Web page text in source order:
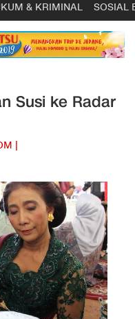
& KRIMINAL SOSIAL
Susi ke Radar
|